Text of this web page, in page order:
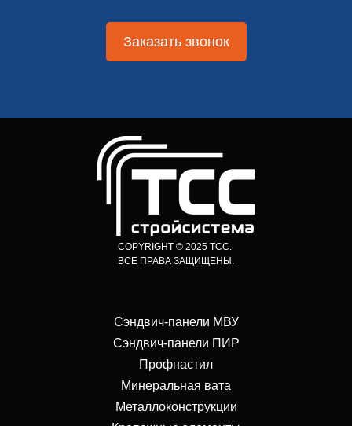
Заказать звонок
COPYRIGHT © 2025 ТСС.
ВСЕ ПРАВА ЗАЩИЩЕНЫ.
Сэндвич-панели МВУ
Сэндвич-панели ПИР
Профнастил
Минеральная вата
Металлоконструкции